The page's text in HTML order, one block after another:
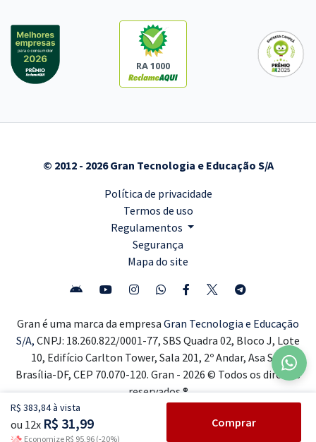
R$ 383,84 à vista
ou 12x R$ 31,99
Economize R$ 95,96 (-20%)
Comprar
RA 1000
© 2012 - 2026 Gran Tecnologia e Educação S/A
Política de privacidade
Termos de uso
Regulamentos
Segurança
Mapa do site
Gran é uma marca da empresa Gran Tecnologia e Educação
S/A, CNPJ: 18.260.822/0001-77, SBS Quadra 02, Bloco J, Lote
10, Edifício Carlton Tower, Sala 201, 2º Andar, Asa Sul,
Brasília-DF, CEP 70.070-120. Gran - 2026 © Todos os direitos
reservados ®